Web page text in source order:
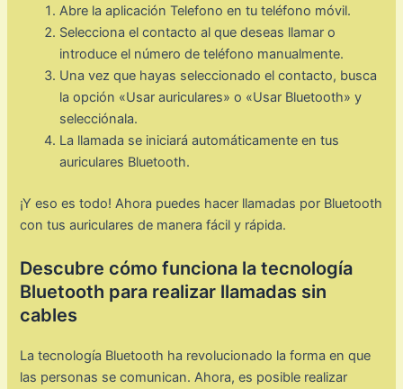
Abre la aplicación Telefono en tu teléfono móvil.
Selecciona el contacto al que deseas llamar o
introduce el número de teléfono manualmente.
Una vez que hayas seleccionado el contacto, busca
la opción «Usar auriculares» o «Usar Bluetooth» y
selecciónala.
La llamada se iniciará automáticamente en tus
auriculares Bluetooth.
¡Y eso es todo! Ahora puedes hacer llamadas por Bluetooth
con tus auriculares de manera fácil y rápida.
Descubre cómo funciona la tecnología
Bluetooth para realizar llamadas sin
cables
La tecnología Bluetooth ha revolucionado la forma en que
las personas se comunican. Ahora, es posible realizar